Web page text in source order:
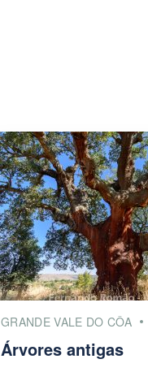
GRANDE VALE DO CÔA
Árvores antigas